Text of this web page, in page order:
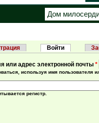
Дом
Войти
или адрес электронной почты *
используя имя пользователя
регистр.